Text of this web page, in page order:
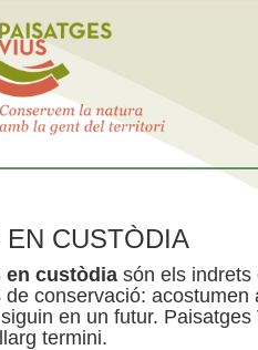
EN CUSTÒDIA
en custòdia són els indrets
de conservació:
en un futur.
termini.